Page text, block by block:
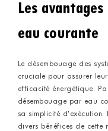
Les
eau courante
Le désembouage des
cruciale pour assurer
efficacité énergétique.
désembouage par eau
sa simplicité
divers bénéfices de cette